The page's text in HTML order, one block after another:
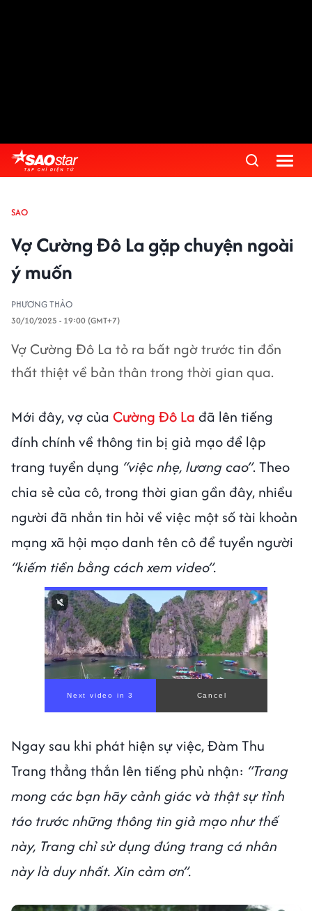
SAO
Vợ Cường Đô La gặp chuyện ngoài
ý muốn
PHƯƠNG THẢO
30/10/2025 - 19:00 (GMT+7)
Vợ Cường Đô La tỏ ra bất ngờ trước tin đồn
thất thiệt về bản thân trong thời gian qua.
Mới đây, vợ của Cường Đô La đã lên tiếng
đính chính về thông tin bị giả mạo để lập
trang tuyển dụng “việc nhẹ, lương cao”. Theo
chia sẻ của cô, trong thời gian gần đây, nhiều
người đã nhắn tin hỏi về việc một số tài khoản
mạng xã hội mạo danh tên cô để tuyển người
“kiếm tiền bằng cách xem video”.
Ngay sau khi phát hiện sự việc, Đàm Thu
Trang thẳng thắn lên tiếng phủ nhận: “Trang
mong các bạn hãy cảnh giác và thật sự tỉnh
táo trước những thông tin giả mạo như thế
này, Trang chỉ sử dụng đúng trang cá nhân
này là duy nhất. Xin cảm ơn”.